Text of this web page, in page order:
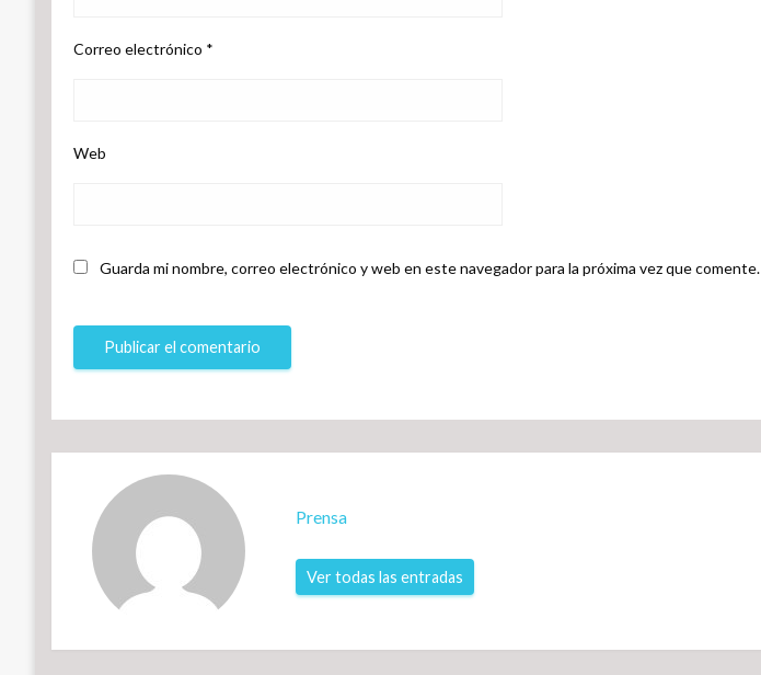
Correo electrónico *
Web
Guarda mi nombre, correo electrónico y web en este navegador para la próxima vez que comente.
Prensa
Ver todas las entradas